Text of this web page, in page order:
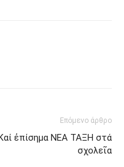
Επόμενο άρθρο
ἐπίσημα ΝΕΑ ΤΑΞΗ στά
σχολεῖα